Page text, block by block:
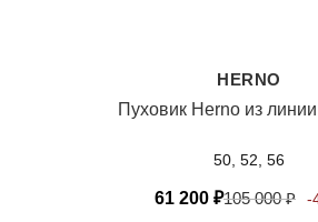
HERNO
Пуховик Herno из
50, 52, 56
61 200 ₽105 000₽ -